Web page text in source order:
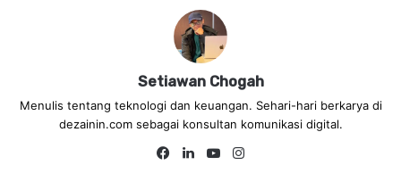
Setiawan Chogah
Menulis tentang teknologi dan keuangan. Sehari-hari berkarya di
dezainin.com sebagai konsultan komunikasi digital.
Fa
Lin
Yo